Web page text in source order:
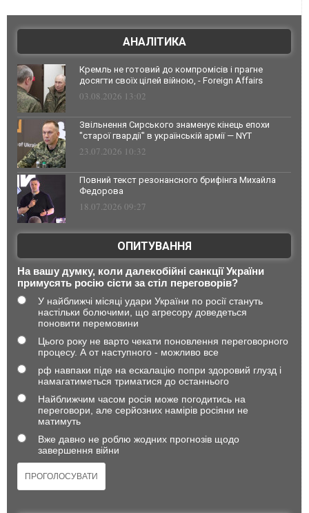
АНАЛІТИКА
Кремль не готовий до компромісів і прагне
досягти своїх цілей війною, - Foreign Affairs
03.08.2026 13:02
Звільнення Сирського знаменує кінець епохи
"старої гвардії" в українській армії — NYT
23.07.2026 10:32
Повний текст резонансного брифінга Михайла
Федорова
18.07.2026 09:27
ОПИТУВАННЯ
На вашу думку, коли далекобійні санкції України
примусять росію сісти за стіл переговорів?
У найближчі місяці удари України по росії стануть
настільки болючими, що агресору доведеться
поновити перемовини
Цього року не варто чекати поновлення переговорного
процесу. А от наступного - можливо все
рф навпаки піде на ескалацію попри здоровий глузд і
намагатиметься триматися до останнього
Найближчим часом росія може погодитись на
переговори, але серйозних намірів росіяни не
матимуть
Вже давно не роблю жодних прогнозів щодо
завершення війни